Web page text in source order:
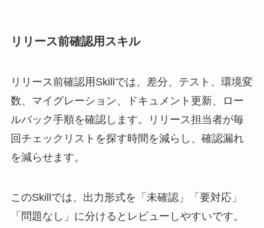
リリース前確認用スキル
リリース前確認用Skillでは、差分、テスト、環境変
数、マイグレーション、ドキュメント更新、ロー
ルバック手順を確認します。リリース担当者が毎
回チェックリストを探す時間を減らし、確認漏れ
を減らせます。
このSkillでは、出力形式を「未確認」「要対応」
「問題なし」に分けるとレビューしやすいです。